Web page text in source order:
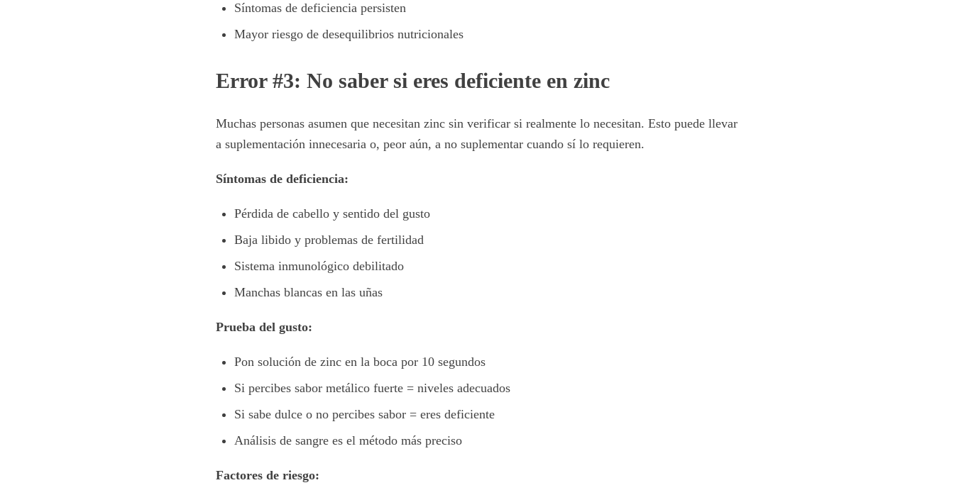
Síntomas de deficiencia persisten
Mayor riesgo de desequilibrios nutricionales
Error #3: No saber si eres deficiente en zinc
Muchas personas asumen que necesitan zinc sin verificar si realmente lo necesitan. Esto puede llevar
a suplementación innecesaria o, peor aún, a no suplementar cuando sí lo requieren.
Síntomas de deficiencia:
Pérdida de cabello y sentido del gusto
Baja libido y problemas de fertilidad
Sistema inmunológico debilitado
Manchas blancas en las uñas
Prueba del gusto:
Pon solución de zinc en la boca por 10 segundos
Si percibes sabor metálico fuerte = niveles adecuados
Si sabe dulce o no percibes sabor = eres deficiente
Análisis de sangre es el método más preciso
Factores de riesgo: